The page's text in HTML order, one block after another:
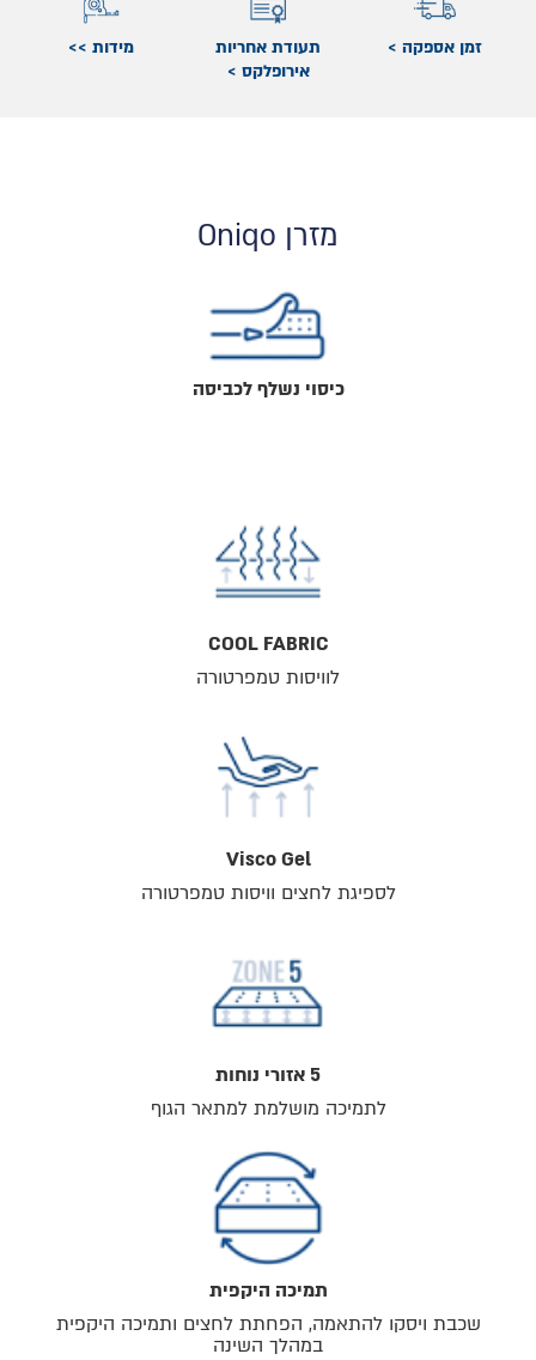
זמן אספקה >
תעודת אחריות
אירופלקס >
מידות >>
מזרן Oniqo
כיסוי נשלף לכביסה
COOL FABRIC
לוויסות טמפרטורה
Visco Gel
לספיגת לחצים וויסות טמפרטורה
5 אזורי נוחות
לתמיכה מושלמת למתאר הגוף
תמיכה היקפית
שכבת ויסקו להתאמה, הפחתת לחצים ותמיכה היקפית
במהלך השינה